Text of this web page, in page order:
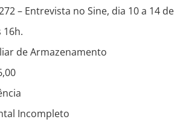
– Entrevista no Sine, dia 10 a 14 de
16h.
de Armazenamento
Incompleto